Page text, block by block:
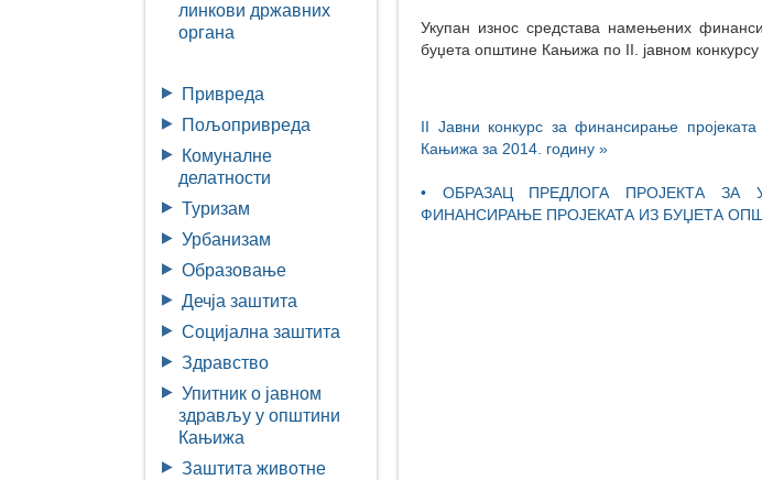
линкови државних
органа
Привреда
Пољопривреда
Комуналне
делатности
Туризам
Урбанизам
Образовање
Дечја заштита
Социјална заштита
Здравство
Упитник о јавном
здрављу у општини
Кањижа
Заштита животне
Укупан износ средстава намењених
буџета општине Кањижа по II. јавном конкурсу
II Јавни конкурс за финансирање
Кањижа за 2014. годину »
• ОБРАЗАЦ ПРЕДЛОГА ПРОЈЕКТА
ФИНАНСИРАЊЕ ПРОЈЕКАТА ИЗ БУЏЕТА